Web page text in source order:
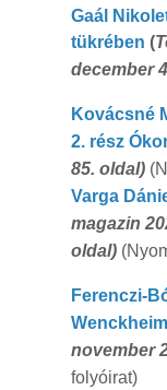
Gaál
tükrében (
december
Kovácsné
2. rész
85. oldal)
Varga
magazin
oldal)
Ferenczi-
november
folyóirat)